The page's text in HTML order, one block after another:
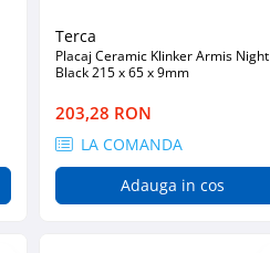
Terca
Placaj Ceramic Klinker Armis Night
Black 215 x 65 x 9mm
203,28 RON
LA COMANDA
Adauga in cos